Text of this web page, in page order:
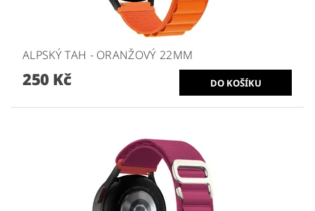
ALPSKÝ TAH - ORANŽOVÝ 22MM
250 Kč